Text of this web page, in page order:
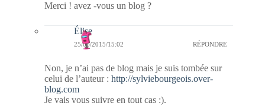
Merci ! avez -vous un blog ?
Élise
25/06/2015/15:02 RÉPONDRE
Non, je n’ai pas de blog mais je suis tombée sur
celui de l’auteur : http://sylviebourgeois.over-
blog.com
Je vais vous suivre en tout cas :).